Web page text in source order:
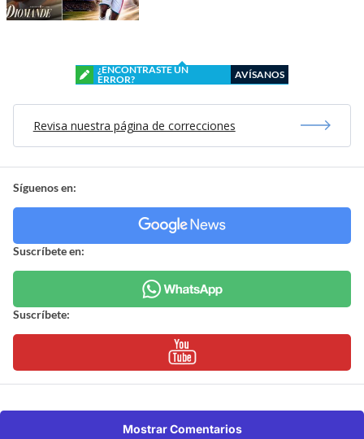
¿ENCONTRASTE UN
ERROR?
AVÍSANOS
Revisa nuestra página de correcciones
Síguenos en:
Suscríbete en:
Suscríbete:
Mostrar Comentarios